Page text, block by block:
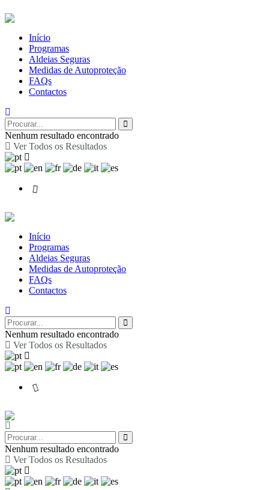
Início
Programas
Aldeias Seguras
Medidas de Autoproteção
FAQs
Contactos
Nenhum resultado encontrado
Ver Todos os Resultados
Início
Programas
Aldeias Seguras
Medidas de Autoproteção
FAQs
Contactos
Nenhum resultado encontrado
Ver Todos os Resultados
Nenhum resultado encontrado
Ver Todos os Resultados